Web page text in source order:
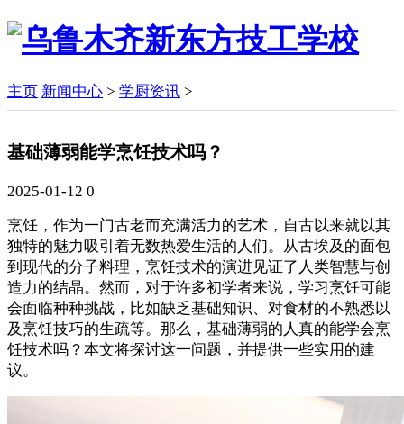
主页 新闻中心 > 学厨资讯 >
基础薄弱能学烹饪技术吗？
2025-01-12 0
烹饪，作为一门古老而充满活力的艺术，自古以来就以其
独特的魅力吸引着无数热爱生活的人们。从古埃及的面包
到现代的分子料理，烹饪技术的演进见证了人类智慧与创
造力的结晶。然而，对于许多初学者来说，学习烹饪可能
会面临种种挑战，比如缺乏基础知识、对食材的不熟悉以
及烹饪技巧的生疏等。那么，基础薄弱的人真的能学会烹
饪技术吗？本文将探讨这一问题，并提供一些实用的建
议。